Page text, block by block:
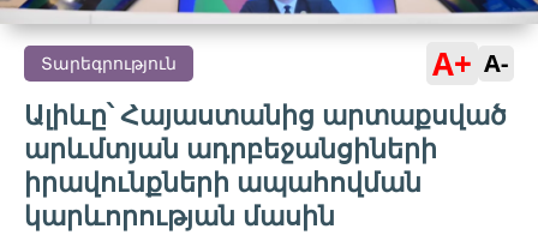
Տարեգրություն A+ A-
Ալիևը՝ Հայաստանից արտաքսված
արևմտյան ադրբեջանցիների
իրավունքների ապահովման
կարևորության մասին